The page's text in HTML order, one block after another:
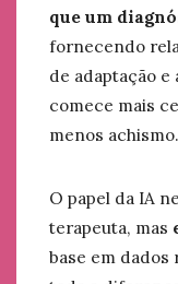
que um
fornecendo
de adaptação e
comece mais
menos achismo.
O papel da IA
terapeuta, mas
base em dados